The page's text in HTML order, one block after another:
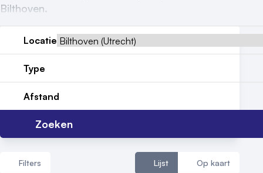
Bilthoven.
Locatie
Type
Afstand
Zoeken
Filters Lijst Op kaart